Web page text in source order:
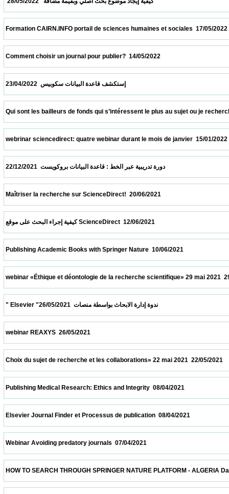
Formation CAIRN.INFO portail de sciences humaines et
Comment choisir un journal pour publier?  14/05/2022
Qui sont les bailleurs de fonds qui s’intéressent le plus au sujet
webrinar sciencedirect: quatre webinar durant le mois de janvier
دورة تدريبية عبر الخط : قاعدة البيانات بروكويست  22/12/2021
Maîtriser la recherche sur ScienceDirect!  20/06/2021
كيفية إجراء البحث على موقع ScienceDirect  12/06/2021
Publishing Academic Books with Springer Nature  10/06/2021
webinar «Éthique et déontologie de la recherche scientifique» 29
webinar REAXYS  26/05/2021
Choix du sujet de recherche et les collaborations» 22 mai 2021
Publishing Medical Research: Ethics and Integrity  08/04/2021
Elsevier Journal Finder et Processus de publication  08/04/
Webinar Avoiding predatory journals  07/04/2021
HOW TO SEARCH THROUGH SPRINGER NATURE PLATFORM -